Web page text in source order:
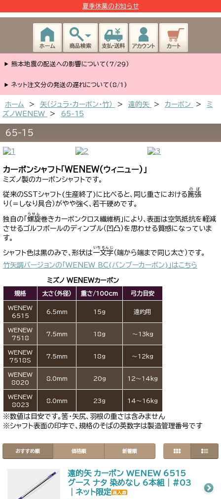
夏季休業のお知らせ
熊本地震の配送への影響について(7/29)
ネット注文分の発送の遅れについて(8/1)
ホーム > 矢（ジュラ･カーボン・竹） > 遠的矢 > カーボン >
ミ
ズノWENEW
> 65-15
65-15
カーボンシャフト「WENEW(ウィニュー)」
ミズノ製のカーボンシャフトです。
従来のSSTシャフト(生産終了)に比べると、同じ重さにおける篦
の
張
ば
り（＝しなり具合） がやや強く、若干硬めです。
独自の「螺旋
らせん
巻きカーボンクロス繊維柄」により、表面は空気抵抗を軽減
させるゴルフボールのディンプル（凹凸）を思わせる質感になっていま
す。
シャフト色は黒のみで、形状は一文字
いちもんじ
（端から端まで同じ太さ）です。
竹矢調バージョンの「WENEW BC(バンブーカーボン)」はこちら
ミズノ WENEWカーボン
規格 太さ(外径) 重さ/100cm 弓力目安
WENEW
6515
6.5mm 15g 遠的用
WENEW
7518
7.5mm 18g ～13kg
WENEW
7518S
7.5mm 18g ～12kg
WENEW
8020
8.0mm 20g 12～14kg
WENEW
8023
8.0mm 23g 14～16kg
※数値は目安です。筈･矢尻、羽根の重さは含みません
※シャフト表面の印字で、規格のそばの英数字は製造管理番号です
おすすめ順 価格順 新着順
遠的矢 カーボン WENEW 6515
グース ナタ 染めなし 6本組｜#03
｜ネット限定